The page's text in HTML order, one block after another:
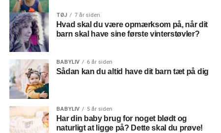
ud. Uanset hvad, kan du være sikker på din datter vil blive
glad for det. Det behøver ikke være dyrt, du kan sagtens
købe en masse smukkesmykkertil en god pris.
TØJ 7 år siden
Hvad skal du være opmærksom på, når dit
barn skal have sine første vinterstøvler?
BABYLIV 6 år siden
Sådan kan du altid have dit barn tæt på dig
BABYLIV 5 år siden
Har din baby brug for noget blødt og
naturligt at ligge på? Dette skal du prøve!